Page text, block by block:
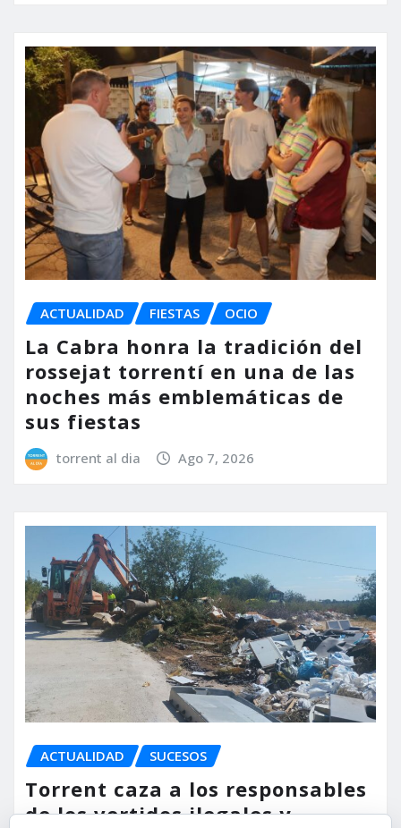
ACTUALIDAD FIESTAS OCIO
La Cabra honra la tradición del
rossejat torrentí en una de las
noches más emblemáticas de
sus fiestas
torrent al dia Ago 7, 2026
ACTUALIDAD SUCESOS
Torrent caza a los responsables
de los vertidos ilegales y